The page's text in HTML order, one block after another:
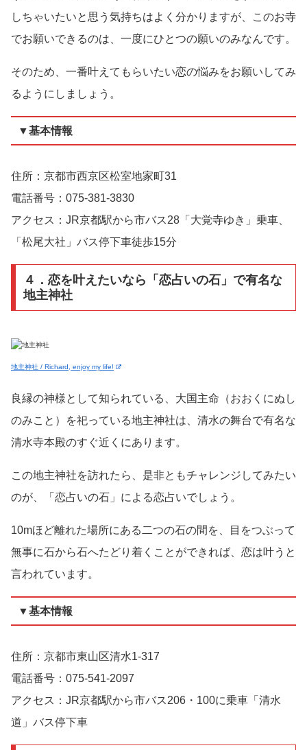
しちゃいたいと思う気持ちはよく分かりますが、このお寺
でお願いできるのは、一度にひとつの願いのみなんです。
そのため、一番叶えてもらいたい恋の悩みをお願いしてみ
るようにしましょう。
▼基本情報
住所：京都市西京区松室地家町31
電話番号：075-381-3830
アクセス：JR京都駅から市バス28「大覚寺ゆき」乗車、
「松尾大社」バス停下車徒歩15分
４．恋を叶えたいなら「恋占いの石」で有名な
地主神社
地主神社 / Richard, enjoy my life!
良縁の神様として知られている、大国主命（おおくにぬし
のみこと）を祀っている地主神社は、清水の舞台で有名な
清水寺本殿のすぐ近くにあります。
この地主神社を訪れたら、是非ともチャレンジしてみたい
のが、「恋占いの石」による恋占いでしょう。
10mほど離れた場所にある二つの石の間を、目をつぶって
無事に石から石へたどり着くことができれば、恋は叶うと
言われています。
▼基本情報
住所：京都市東山区清水1-317
電話番号：075-541-2097
アクセス：JR京都駅から市バス206・100に乗車「清水
道」バス停下車